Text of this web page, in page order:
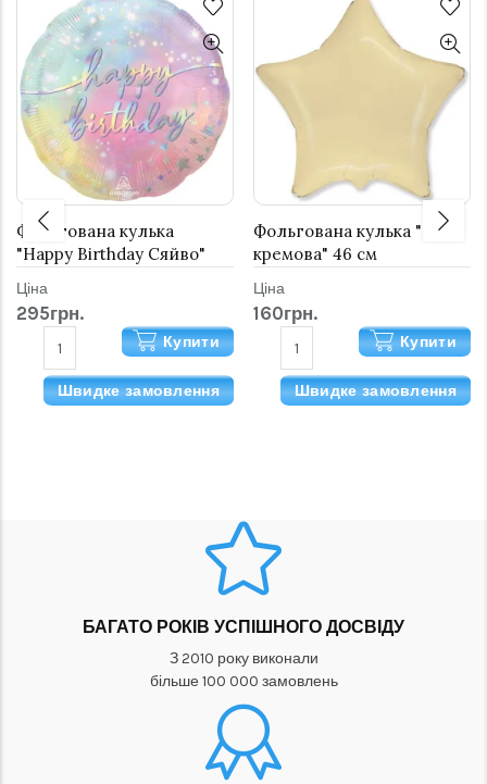
Фольгована кулька
"Happy Birthday Сяйво"
Ціна
295грн.
Купити
Швидке замовлення
Фольгована кулька "Зірка
кремова" 46 см
Ціна
160грн.
Купити
Швидке замовлення
БАГАТО РОКІВ УСПІШНОГО ДОСВІДУ
З 2010 року виконали
більше 100 000 замовлень